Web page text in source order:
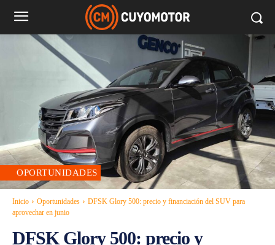
OPORTUNIDADES
Inicio Oportunidades
DFSK Glory 500: precio y financiación del SUV para
aprovechar en junio
DFSK Glory 500: precio y